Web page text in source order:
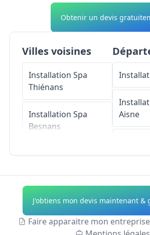
Obtenir un devis
Villes voisines
Installation Spa
Thiénans
Installation Spa
Besnans
Installation Spa
Montbozon
Installation Spa
Cognières
Aisne
Allier
J'obtiens mon devis maintenant &
Faire apparaitre mon